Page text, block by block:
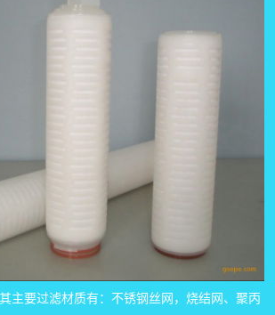
主要过滤材质有：不锈钢丝网，烧结网、聚丙